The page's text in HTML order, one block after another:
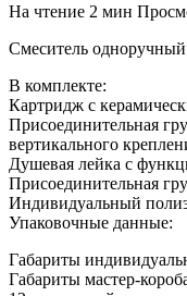
На чтение 2 мин
Смеситель
В комплекте:
Картридж с
Присоединительная
вертикального
Душевая лейка с
Присоединительная
Индивидуальный
Упаковочные данные:
Габариты
Габариты мастер-